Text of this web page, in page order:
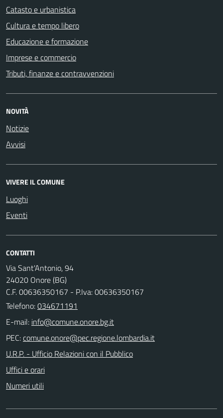
Catasto e urbanistica
Cultura e tempo libero
Educazione e formazione
Imprese e commercio
Tributi, finanze e contravvenzioni
NOVITÀ
Notizie
Avvisi
VIVERE IL COMUNE
Luoghi
Eventi
CONTATTI
Via Sant'Antonio, 94
24020 Onore (BG)
C.F. 00636350167 - P.Iva: 00636350167
Telefono:034671191
E-mail:
PEC:
U.R.P. - Ufficio Relazioni con il Pubblico
Uffici e orari
Numeri utili